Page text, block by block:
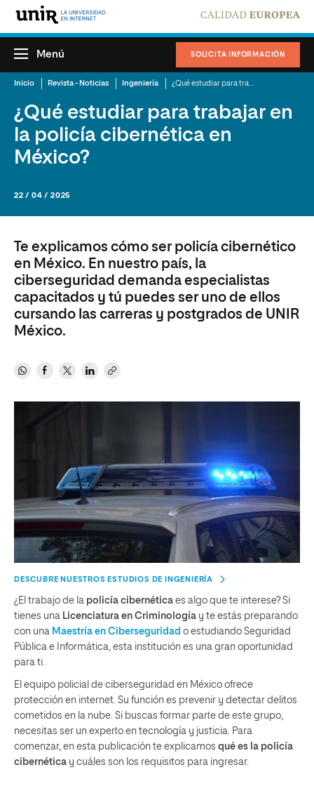
SOLICITA INFORMACIÓN
Menú
Inicio Revista - Noticias Ingeniería
¿Qué estudiar para trabajar en
la policía cibernética en
México?
22 / 04 / 2025
Te explicamos cómo ser policía cibernético
en México. En nuestro país, la
ciberseguridad demanda especialistas
capacitados y tú puedes ser uno de ellos
cursando las carreras y postgrados de UNIR
México.
DESCUBRE NUESTROS ESTUDIOS DE INGENIERÍA
¿El trabajo de la policía cibernética es algo que te interese? Si
tienes una Licenciatura en Criminología y te estás preparando
con una Maestría en Ciberseguridad o estudiando Seguridad
Pública e Informática, esta institución es una gran oportunidad
para ti.
El equipo policial de ciberseguridad en México ofrece
protección en internet. Su función es prevenir y detectar delitos
cometidos en la nube. Si buscas formar parte de este grupo,
necesitas ser un experto en tecnología y justicia. Para
comenzar, en esta publicación te explicamos qué es la policía
cibernética y cuáles son los requisitos para ingresar.